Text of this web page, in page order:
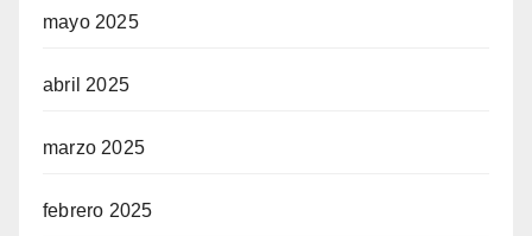
mayo 2025
abril 2025
marzo 2025
febrero 2025